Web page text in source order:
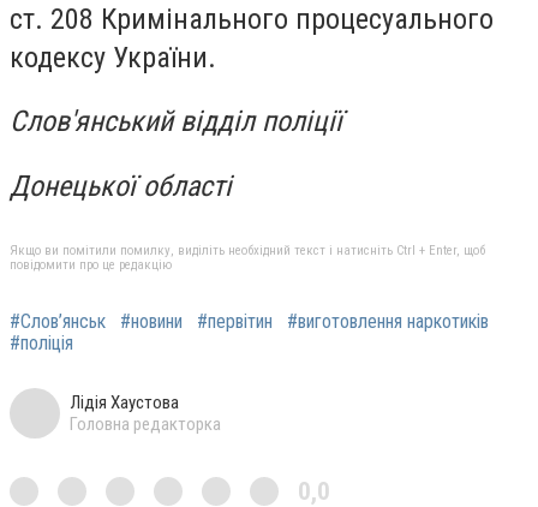
ст. 208 Кримінального процесуального
кодексу України.
Слов'янський відділ поліції
Донецької області
Якщо ви помітили помилку, виділіть необхідний текст і натисніть Ctrl + Enter, щоб
повідомити про це редакцію
#Слов’янськ #новини #первітин
#виготовлення наркотиків
#поліція
Лідія Хаустова
Головна редакторка
0,0